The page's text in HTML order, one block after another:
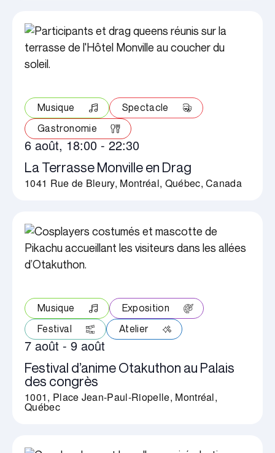
La Terrasse Monville en Drag
6 août, 18:00-22:30
1041 Rue de Bleury, Montréal, Québec, Canada
Musique
Spectacle
Gastronomie
Festival d’anime Otakuthon au Palais
des congrès
7 août-9 août
1001, Place Jean-Paul-Riopelle, Montréal,
Québec
Musique
Exposition
Festival
Atelier